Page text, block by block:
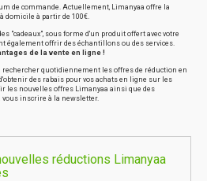
de commande. Actuellement, Limanyaa offre la
domicile à partir de 100€.
"cadeaux", sous forme d'un produit offert avec votre
également offrir des échantillons ou des services.
de la vente en ligne !
rechercher quotidiennement les offres de réduction en
des rabais pour vos achats en ligne sur les
les nouvelles offres Limanyaa ainsi que des
vous inscrire à la newsletter.
réductions Limanyaa